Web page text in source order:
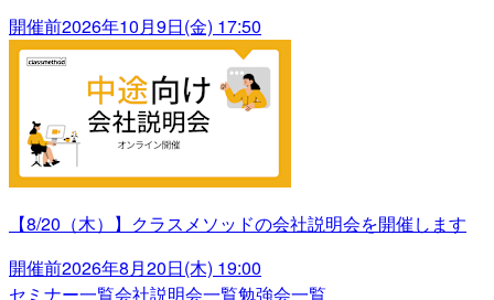
開催前2026年10月9日(金) 17:50
【8/20（木）】クラスメソッドの会社説明会を開催します
開催前2026年8月20日(木) 19:00
セミナー一覧会社説明会一覧勉強会一覧